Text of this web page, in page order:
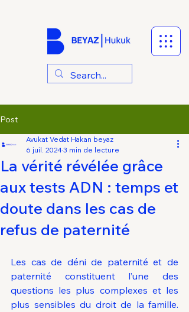
Post
La vérité révélée grâce
aux tests ADN : temps et
doute dans les cas de
refus de paternité
Avukat Vedat Hakan beyaz
6 juil. 20243 min de lecture
Les cas de déni de paternité et de
paternité constituent l’une des
questions les plus complexes et les
plus sensibles du droit de la famille.